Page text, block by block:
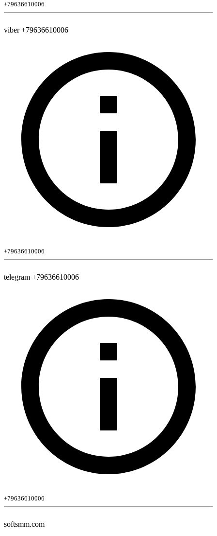
+79636610006
viber +79636610006
+79636610006
telegram +79636610006
+79636610006
softsmm.com